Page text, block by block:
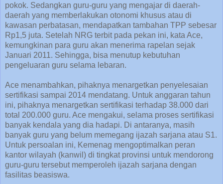
pokok. Sedangkan guru-guru yang mengajar di daerah-
daerah yang memberlakukan otonomi khusus atau di
kawasan perbatasan, mendapatkan tambahan TPP sebesar
Rp1,5 juta. Setelah NRG terbit pada pekan ini, kata Ace,
kemungkinan para guru akan menerima rapelan sejak
Januari 2011. Sehingga, bisa menutup kebutuhan
pengeluaran guru selama lebaran.
Ace menambahkan, pihaknya menargetkan penyelesaian
sertifikasi sampai 2014 mendatang. Untuk anggaran tahun
ini, pihaknya menargetkan sertifikasi terhadap 38.000 dari
total 200.000 guru. Ace mengakui, selama proses sertifikasi
banyak kendala yang dia hadapi. Di antaranya, masih
banyak guru yang belum memegang ijazah sarjana atau S1.
Untuk persoalan ini, Kemenag mengoptimalkan peran
kantor wilayah (kanwil) di tingkat provinsi untuk mendorong
guru-guru tersebut memperoleh ijazah sarjana dengan
fasilitas beasiswa.